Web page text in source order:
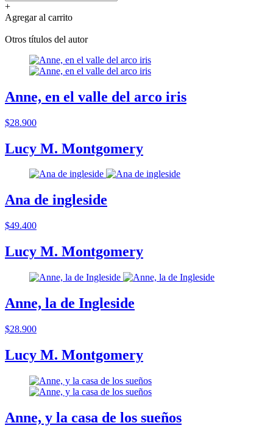
+
Agregar al carrito
Otros títulos del autor
Anne, en el valle del arco iris
$28.900
Lucy M. Montgomery
Ana de ingleside
$49.400
Lucy M. Montgomery
Anne, la de Ingleside
$28.900
Lucy M. Montgomery
Anne, y la casa de los sueños